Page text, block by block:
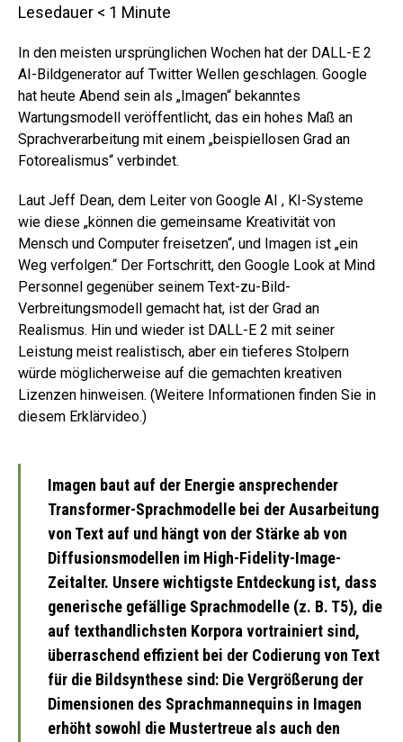
Lesedauer < 1 Minute
In den meisten ursprünglichen Wochen hat der DALL-E 2
AI-Bildgenerator auf Twitter Wellen geschlagen. Google
hat heute Abend sein als „Imagen“ bekanntes
Wartungsmodell veröffentlicht, das ein hohes Maß an
Sprachverarbeitung mit einem „beispiellosen Grad an
Fotorealismus“ verbindet.
Laut Jeff Dean, dem Leiter von Google AI , KI-Systeme
wie diese „können die gemeinsame Kreativität von
Mensch und Computer freisetzen“, und Imagen ist „ein
Weg verfolgen.“ Der Fortschritt, den Google Look at Mind
Personnel gegenüber seinem Text-zu-Bild-
Verbreitungsmodell gemacht hat, ist der Grad an
Realismus. Hin und wieder ist DALL-E 2 mit seiner
Leistung meist realistisch, aber ein tieferes Stolpern
würde möglicherweise auf die gemachten kreativen
Lizenzen hinweisen. (Weitere Informationen finden Sie in
diesem Erklärvideo.)
Imagen baut auf der Energie ansprechender
Transformer-Sprachmodelle bei der Ausarbeitung
von Text auf und hängt von der Stärke ab von
Diffusionsmodellen im High-Fidelity-Image-
Zeitalter. Unsere wichtigste Entdeckung ist, dass
generische gefällige Sprachmodelle (z. B. T5), die
auf texthandlichsten Korpora vortrainiert sind,
überraschend effizient bei der Codierung von Text
für die Bildsynthese sind: Die Vergrößerung der
Dimensionen des Sprachmannequins in Imagen
erhöht sowohl die Mustertreue als auch den